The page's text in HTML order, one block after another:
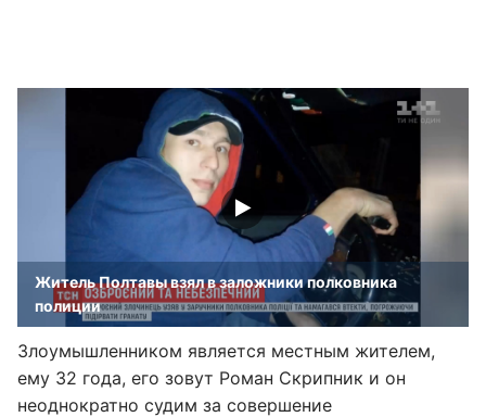
Житель Полтавы взял в заложники полковника
полиции
Злоумышленником является местным жителем,
ему 32 года, его зовут Роман Скрипник и он
неоднократно судим за совершение